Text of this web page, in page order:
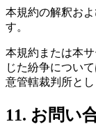
本規約の解釈お
す。
本規約または本
じた紛争につい
意管轄裁判所とし
11. お問い